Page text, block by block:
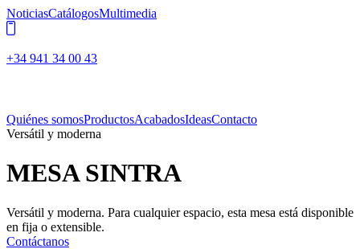
NoticiasCatálogosMultimedia
+34 941 34 00 43
Quiénes somosProductosAcabadosIdeasContacto
Versátil y moderna
MESA SINTRA
Versátil y moderna. Para cualquier espacio, esta mesa está disponible
en fija o extensible.
Contáctanos